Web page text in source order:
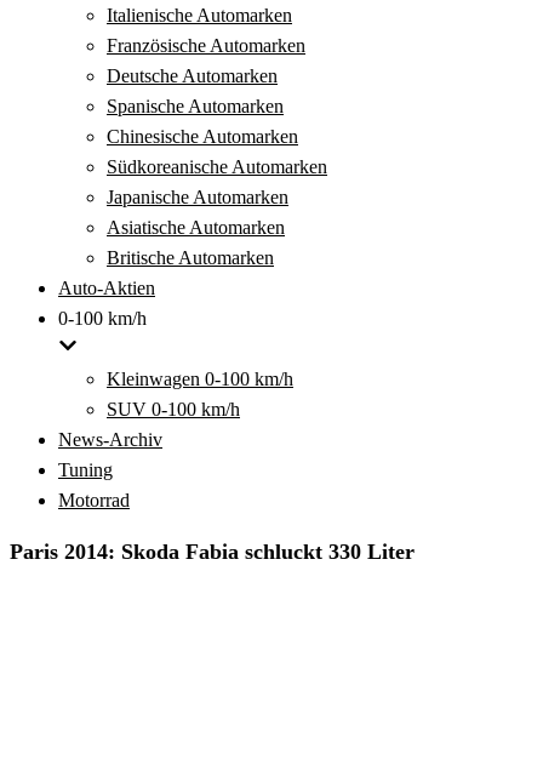
Italienische Automarken
Französische Automarken
Deutsche Automarken
Spanische Automarken
Chinesische Automarken
Südkoreanische Automarken
Japanische Automarken
Asiatische Automarken
Britische Automarken
Auto-Aktien
0-100 km/h
Kleinwagen 0-100 km/h
SUV 0-100 km/h
News-Archiv
Tuning
Motorrad
Paris 2014: Skoda Fabia schluckt 330 Liter